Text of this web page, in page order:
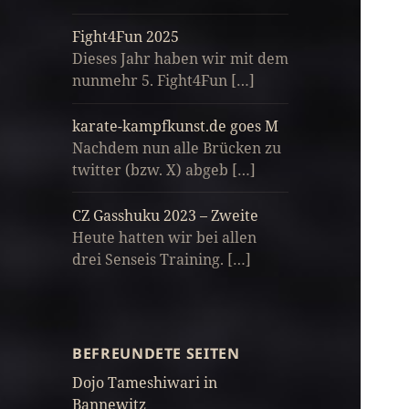
Fight4Fun 2025
Dieses Jahr haben wir mit dem
nunmehr 5. Fight4Fun […]
karate-kampfkunst.de goes M
Nachdem nun alle Brücken zu
twitter (bzw. X) abgeb […]
CZ Gasshuku 2023 – Zweite
Heute hatten wir bei allen
drei Senseis Training. […]
BEFREUNDETE SEITEN
Dojo Tameshiwari in
Bannewitz